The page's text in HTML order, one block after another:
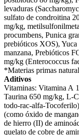
levaduras
sulfato de condroitina
mg/kg,
procumbens, Punica
prebióticos XOS),
manzana, Prebióticos
mg/kg (Enterococcus
*Materias primas
Aditivos
Vitaminas: Vitamina A
Taurina 650 mg/kg, L-
todo-rac-alfa-
(como óxido de
de hierro (II) de
quelato de cobre de